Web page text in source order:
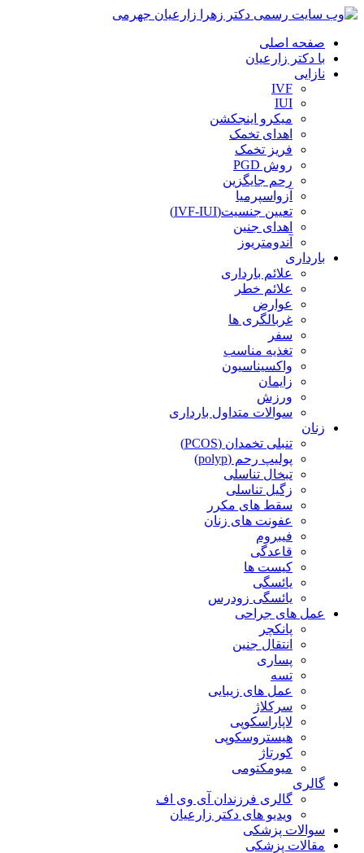
صفحه اصلی
با دکتر زارعیان
نازایی
IVF
IUI
میکرو اینجکشن
اهدای تخمک
فریز تخمک
روش PGD
رحم جایگزین
آزواسپرمیا
تعیین جنسیت(IVF-IUI)
اهدای جنین
آندومتریوز
بارداری
علائم بارداری
علائم خطر
عوارض
غربالگری ها
سفر
تغذیه مناسب
واکسیناسیون
زایمان
ورزش
سوالات متداول بارداری
زنان
تنبلی تخمدان (PCOS)
پولیپ رحم (polyp)
تبخال تناسلی
زگیل تناسلی
سقط های مکرر
عفونت های زنان
فیبروم
قاعدگی
کیست ها
یائسگی
یائسگی زودرس
عمل های جراحی
پانکچر
انتقال جنین
پساری
تسه
عمل های زیبایی
سرکلاژ
لاپاراسکوپی
هیستروسکوپی
کورتاژ
میومکتومی
گالری
گالری فرزندان آی وی اف
ویدیو های دکتر زارعیان
سوالات پزشکی
مقالات پزشکی